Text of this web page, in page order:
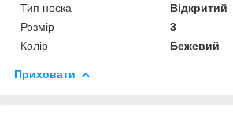
Тип носка
Відкритий
Розмір
3
Колір
Бежевий
Приховати